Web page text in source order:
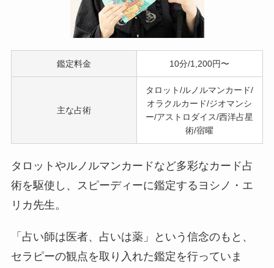
鑑定料金 10分/1,200円〜
主な占術
タロット/ルノルマンカード/
オラクルカード/ジオマンシ
ー/アストロダイス/西洋占星
術/宿曜
タロットやルノルマンカードなど多彩なカード占
術を駆使し、スピーディーに鑑定するヨシノ・エ
リカ先生。
「占い師は医者、占いは薬」という信念のもと、
セラピーの観点を取り入れた鑑定を行っていま